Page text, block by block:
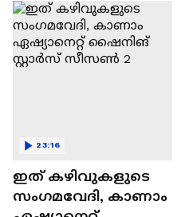
കുഞ്ഞുങ്ങൾ
ഇത് കഴിവുകളുടെ
സംഗമവേദി, കാണാം
23:16